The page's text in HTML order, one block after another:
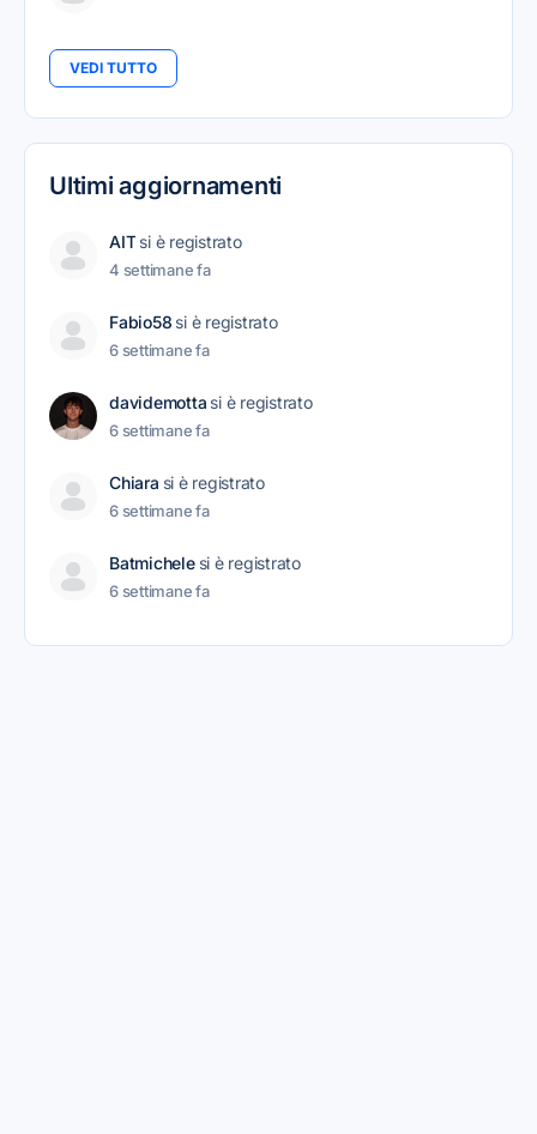
VEDI TUTTO
Ultimi aggiornamenti
AIT si è registrato
4 settimane fa
Fabio58 si è registrato
6 settimane fa
davidemotta si è registrato
6 settimane fa
Chiara si è registrato
6 settimane fa
Batmichele si è registrato
6 settimane fa